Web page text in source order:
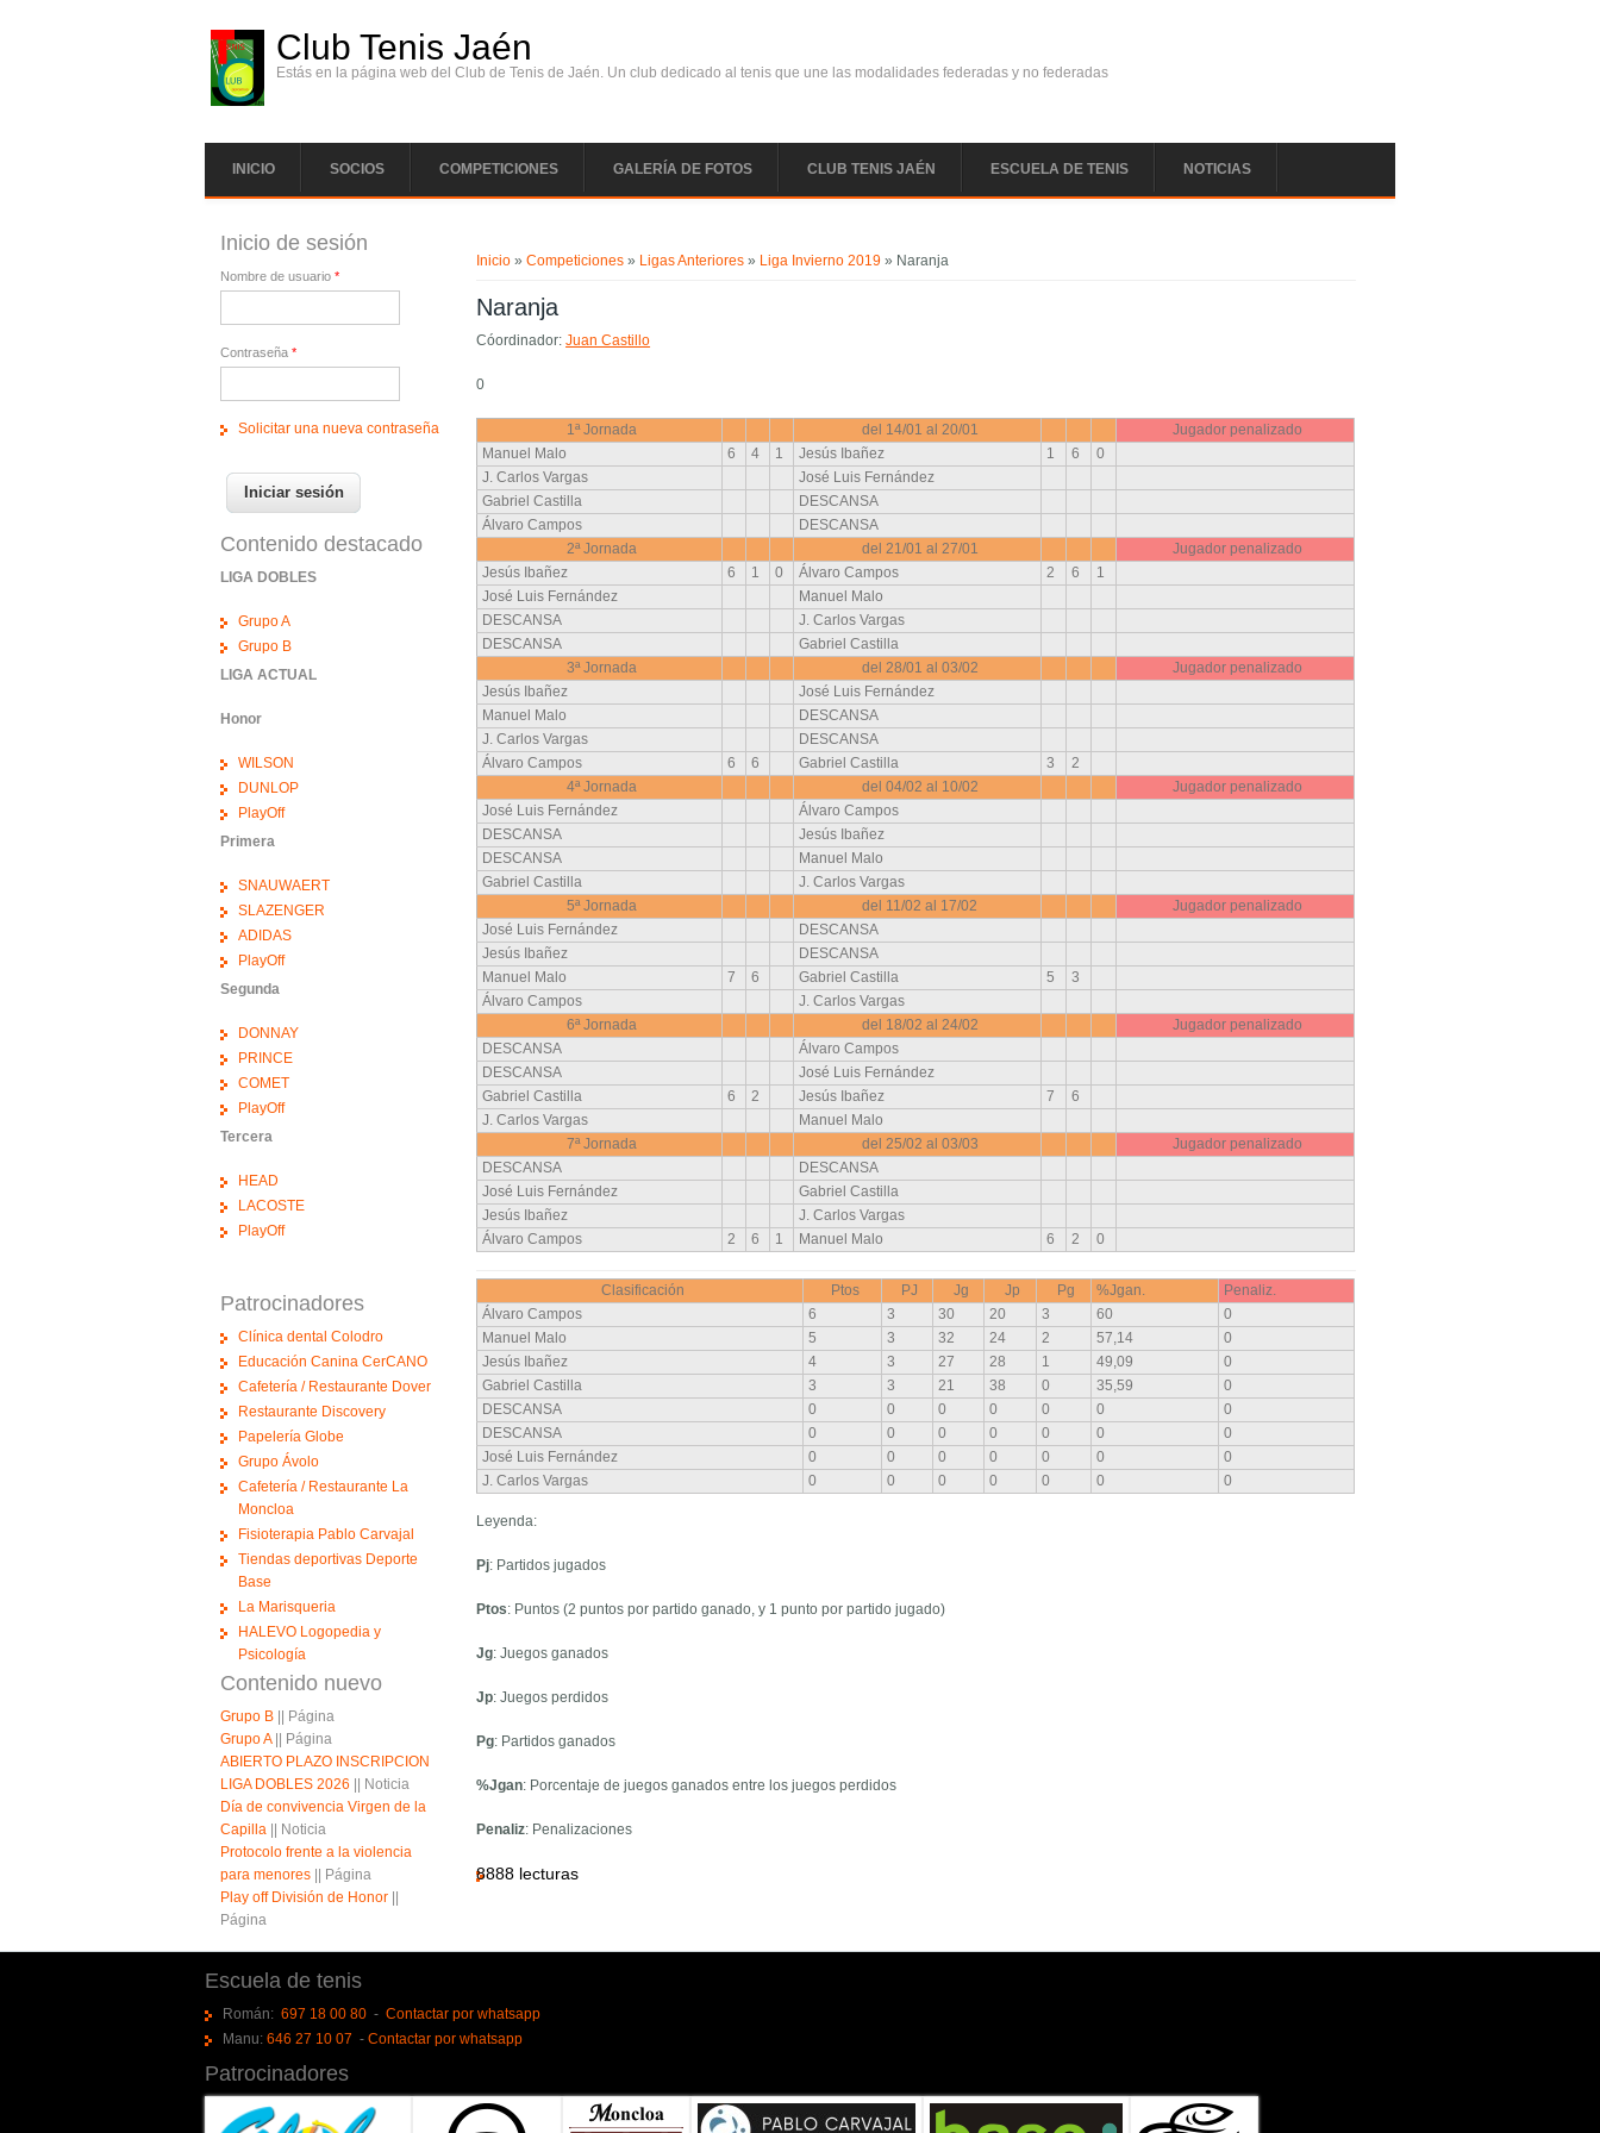
Club Tenis Jaén
Estás en la página web del Club de Tenis de Jaén. Un club dedicado al tenis que une las modalidades federadas y no federadas
INICIO SOCIOS COMPETICIONES GALERÍA DE FOTOS CLUB TENIS JAÉN ESCUELA DE TENIS NOTICIAS
Inicio »Competiciones » Ligas Anteriores » Liga Invierno 2019 » Naranja
Naranja
Cóordinador:Juan Castillo
0
1ª Jornada del 14/01 al 20/01
Jugador penalizado
Manuel Malo
6 4 1 Jesús Ibañez 1 6
0
J. Carlos Vargas
José Luis Fernández
Gabriel Castilla
DESCANSA
Álvaro Campos
DESCANSA
2ª Jornada
del 21/01 al 27/01
Jugador penalizado
Jesús Ibañez
6 1 0 Álvaro Campos 2 6
1
José Luis Fernández
Manuel Malo
DESCANSA
J. Carlos Vargas
DESCANSA
Gabriel Castilla
3ª Jornada
del 28/01 al 03/02
Jugador penalizado
Jesús Ibañez
José Luis Fernández
Manuel Malo
DESCANSA
J. Carlos Vargas
DESCANSA
Álvaro Campos
6 6 Gabriel Castilla 3
2
4ª Jornada
del 04/02 al 10/02
Jugador penalizado
José Luis Fernández
Álvaro Campos
DESCANSA
Jesús Ibañez
DESCANSA
Manuel Malo
Gabriel Castilla
J. Carlos Vargas
5ª Jornada
del 11/02 al 17/02
Jugador penalizado
José Luis Fernández
DESCANSA
Jesús Ibañez
DESCANSA
Manuel Malo
7 6 Gabriel Castilla 5
3
Álvaro Campos
J. Carlos Vargas
6ª Jornada
del 18/02 al 24/02
Jugador penalizado
DESCANSA
Álvaro Campos
DESCANSA
José Luis Fernández
Gabriel Castilla
6 2 Jesús Ibañez 7
6
J. Carlos Vargas
Manuel Malo
7ª Jornada
del 25/02 al 03/03
Jugador penalizado
DESCANSA
DESCANSA
José Luis Fernández
Gabriel Castilla
Jesús Ibañez
J. Carlos Vargas
Álvaro Campos
2 6 1 Manuel Malo 6 2 0
Clasificación Ptos PJ Jg Jp Pg %Jgan.
Penaliz.
Álvaro Campos
6 3 30 20 3 60
0
Manuel Malo
5 3 32 24 2 57,14
0
Jesús Ibañez
4 3 27 28 1 49,09
0
Gabriel Castilla
3 3 21 38 0 35,59
0
DESCANSA
0 0 0 0 0 0
0
DESCANSA
0 0 0 0 0 0
0
José Luis Fernández
0 0 0 0 0 0
0
J. Carlos Vargas
0 0 0 0 0 0 0
Leyenda:
Pj: Partidos jugados
Ptos: Puntos (2 puntos por partido ganado, y 1 punto por partido jugado)
Jg: Juegos ganados
Jp: Juegos perdidos
Pg: Partidos ganados
%Jgan: Porcentaje de juegos ganados entre los juegos perdidos
Penaliz: Penalizaciones
8888 lecturas
Inicio de sesión
Nombre de usuario*
Contraseña*
Solicitar una nueva contraseña
Contenido destacado
LIGA DOBLES
Grupo A
Grupo B
LIGA ACTUAL
Honor
WILSON
DUNLOP
PlayOff
Primera
SNAUWAERT
SLAZENGER
ADIDAS
PlayOff
Segunda
DONNAY
PRINCE
COMET
PlayOff
Tercera
HEAD
LACOSTE
PlayOff
Patrocinadores
Clínica dental Colodro
Educación Canina CerCANO
Cafetería / Restaurante Dover
Restaurante Discovery
Papelería Globe
Grupo Ávolo
Cafetería / Restaurante La
Moncloa
Fisioterapia Pablo Carvajal
Tiendas deportivas Deporte
Base
La Marisqueria
HALEVO Logopedia y
Psicología
Contenido nuevo
Grupo B
Página
Grupo A
Página
ABIERTO PLAZO INSCRIPCION
LIGA DOBLES 2026
Noticia
Día de convivencia Virgen de la
Capilla
Noticia
Protocolo frente a la violencia
para menores
Página
Play off División de Honor
Página
Escuela de tenis
Román: 697 18 00 80 - Contactar por whatsapp
Manu: 646 27 10 07 - Contactar por whatsapp
Patrocinadores